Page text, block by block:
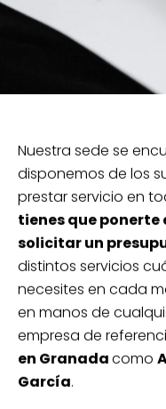
Nuestra sede se
disponemos de los
prestar servicio en
tienes que ponerte
solicitar un
distintos servicios
necesites en cada
en manos de
empresa de
en Granadacomo
García.